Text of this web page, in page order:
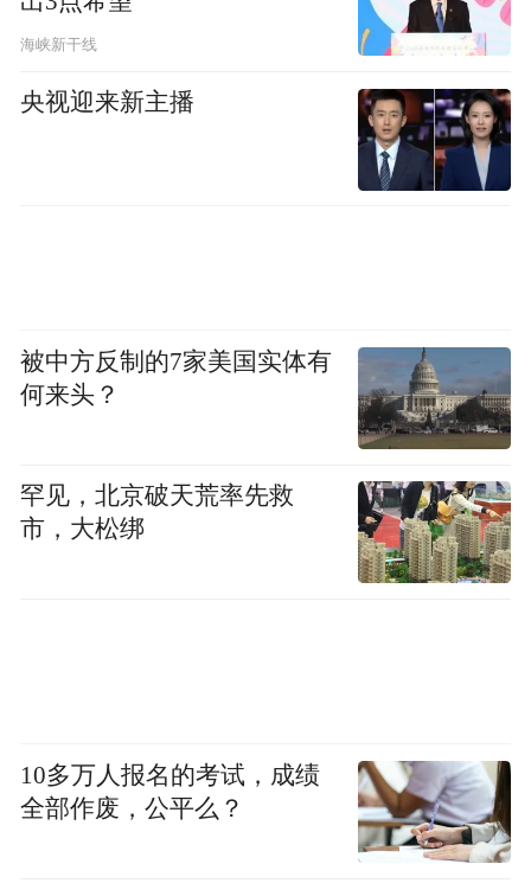
海峡新干线
央视迎来新主播
被中方反制的7家美国实体有
何来头？
罕见，北京破天荒率先救
市，大松绑
10多万人报名的考试，成绩
全部作废，公平么？